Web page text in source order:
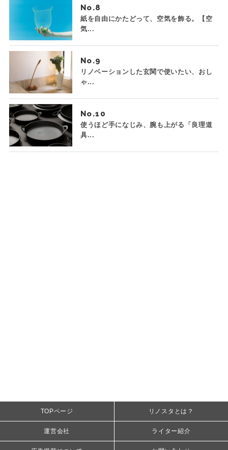
No.
紙を自由にかたどって、空気を飾る。【空
気...
No.
リノベーションした玄関で使いたい、おし
ゃ...
No.
使うほど手になじみ、腕も上がる「良理道
具...
TOPページ リノスタとは？
運営会社 ライター紹介